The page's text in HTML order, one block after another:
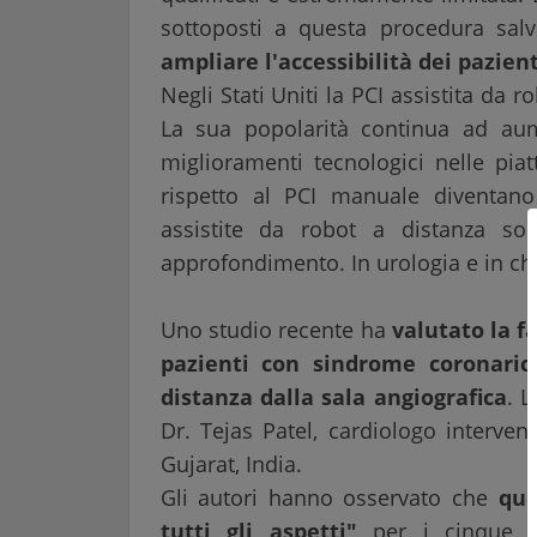
sottoposti a questa procedura
ampliare l'accessibilità dei
Negli Stati Uniti la PCI assistita da
La sua popolarità continua ad
miglioramenti tecnologici nelle
rispetto al PCI manuale
assistite da robot a distanza
approfondimento. In urologia e in
Uno studio recente ha valutato la
pazienti con sindrome
distanza dalla sala angiografica.
Dr. Tejas Patel, cardiologo
Gujarat, India.
Gli autori hanno osservato che
tutti gli aspetti" per i cinque